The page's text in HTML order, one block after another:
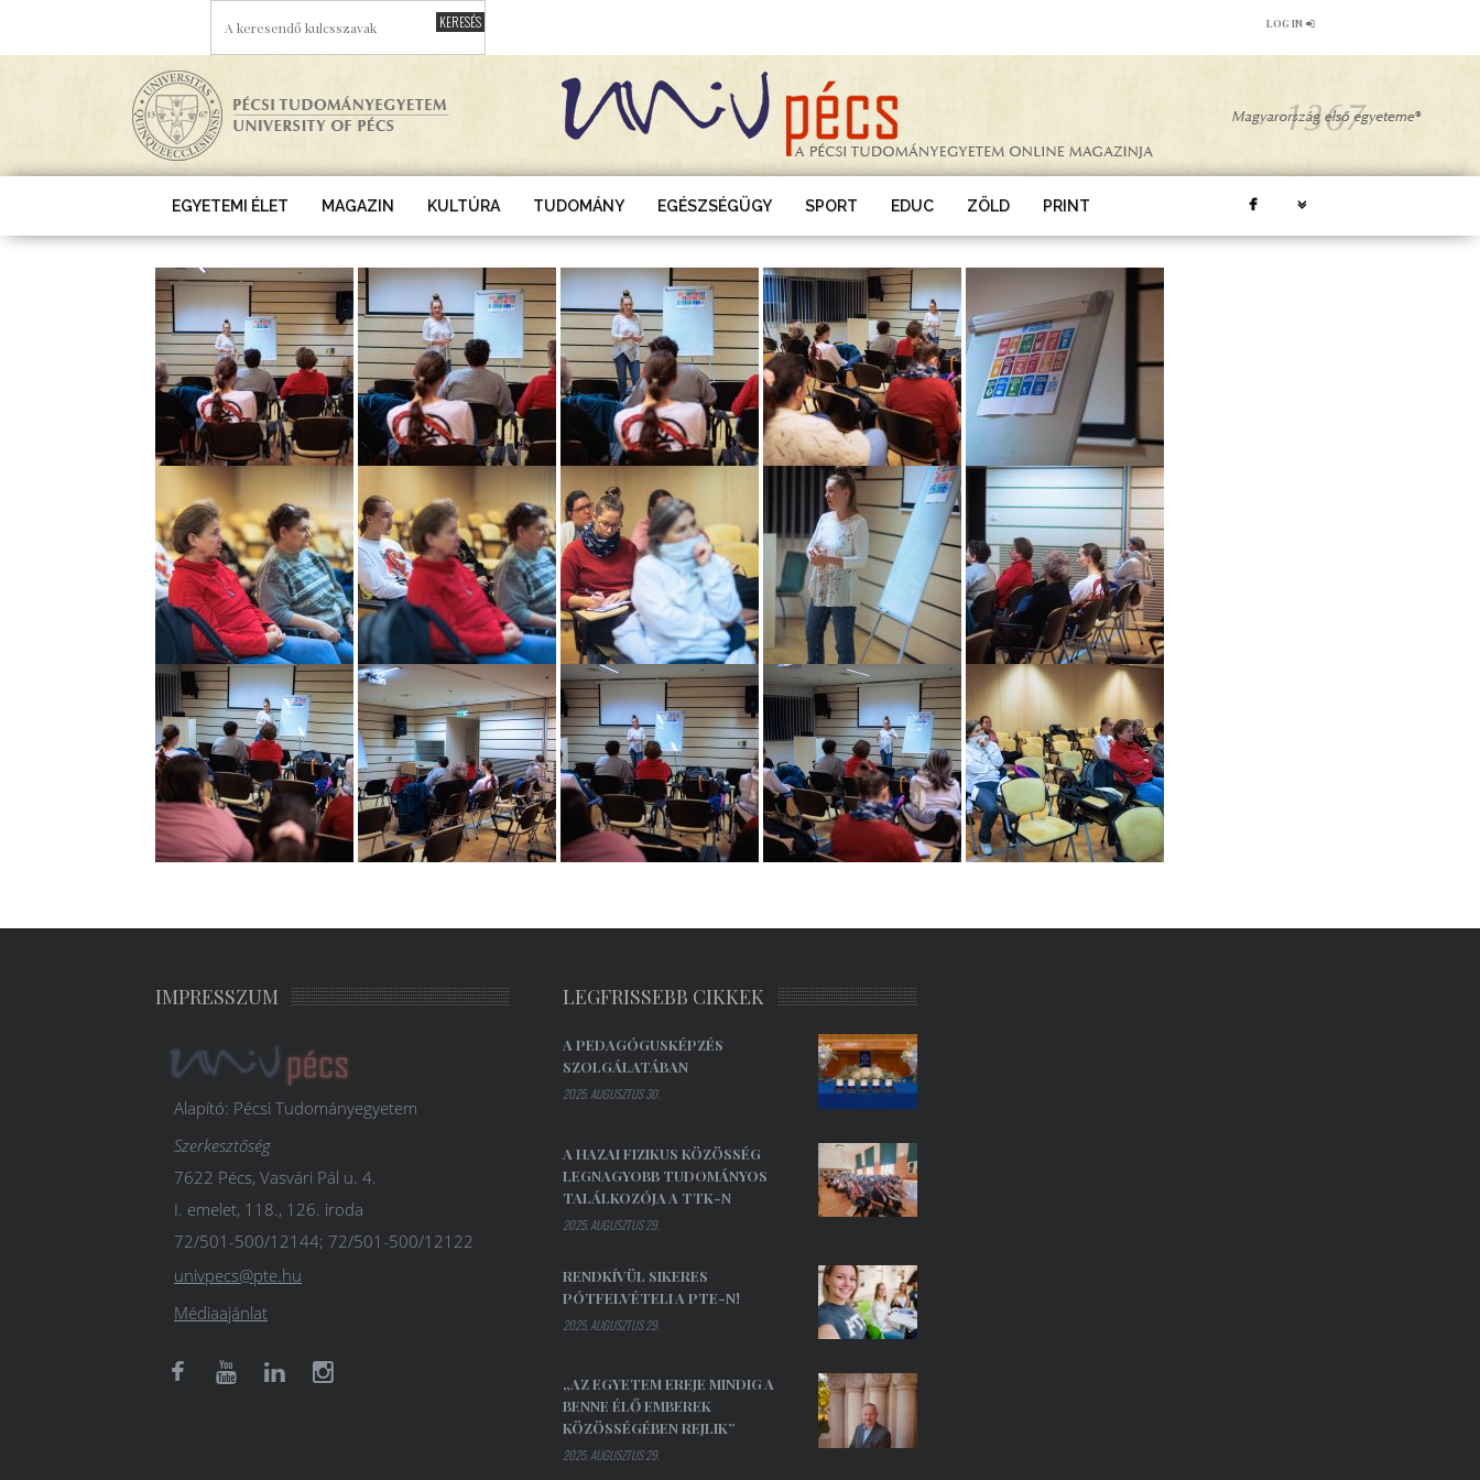
LOG IN
EGYETEMI ÉLET MAGAZIN KULTÚRA TUDOMÁNY EGÉSZSÉGÜGY SPORT EDUC ZÖLD PRINT
IMPRESSZUM
Alapító: Pécsi Tudományegyetem
Szerkesztőség
7622 Pécs, Vasvári Pál u. 4.
I. emelet, 118., 126. iroda
72/501-500/12144; 72/501-500/12122
univpecs@pte.hu
Médiaajánlat
LEGFRISSEBB CIKKEK
A PEDAGÓGUSKÉPZÉS
SZOLGÁLATÁBAN
2025. AUGUSZTUS 30.
A HAZAI FIZIKUS KÖZÖSSÉG
LEGNAGYOBB TUDOMÁNYOS
TALÁLKOZÓJA A TTK-N
2025. AUGUSZTUS 29.
RENDKÍVÜL SIKERES
PÓTFELVÉTELI A PTE-N!
2025. AUGUSZTUS 29.
„AZ EGYETEM EREJE MINDIG A
BENNE ÉLŐ EMBEREK
KÖZÖSSÉGÉBEN REJLIK”
2025. AUGUSZTUS 29.